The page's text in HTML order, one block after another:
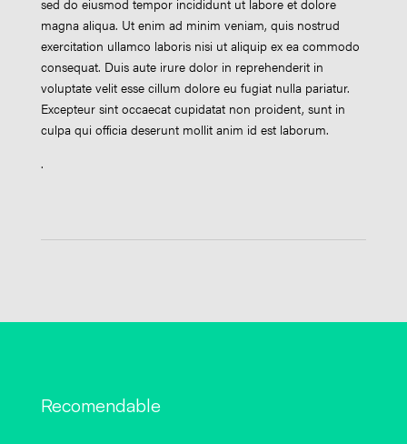
sed do eiusmod tempor incididunt ut labore et dolore
magna aliqua. Ut enim ad minim veniam, quis nostrud
exercitation ullamco laboris nisi ut aliquip ex ea commodo
consequat. Duis aute irure dolor in reprehenderit in
voluptate velit esse cillum dolore eu fugiat nulla pariatur.
Excepteur sint occaecat cupidatat non proident, sunt in
culpa qui officia deserunt mollit anim id est laborum.
.
Recomendable